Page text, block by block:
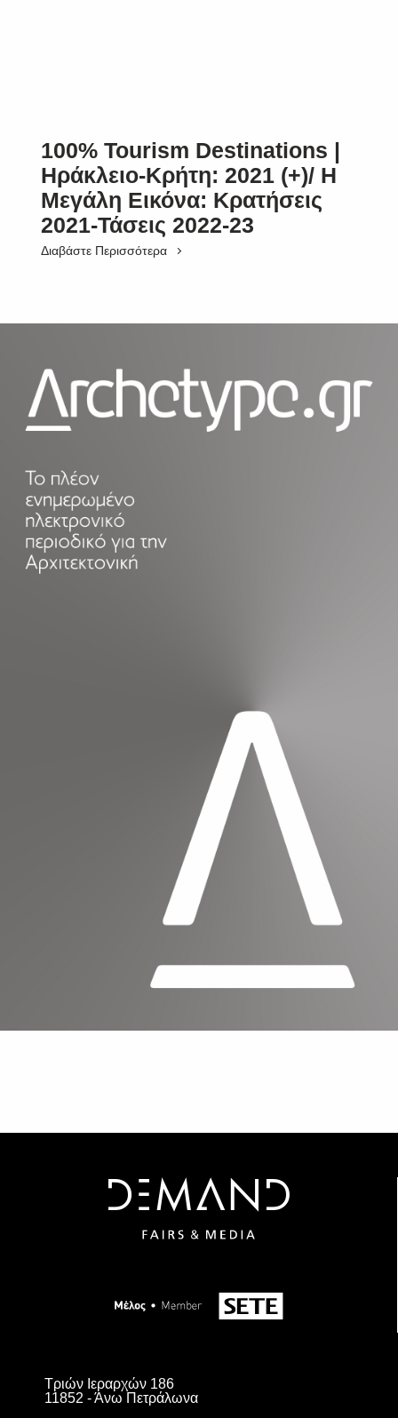
100% Tourism Destinations |
Ηράκλειο-Κρήτη: 2021 (+)/ Η
Μεγάλη Εικόνα: Κρατήσεις
2021-Τάσεις 2022-23
Διαβάστε Περισσότερα
Τριών Ιεραρχών 186
11852 - Άνω Πετράλωνα